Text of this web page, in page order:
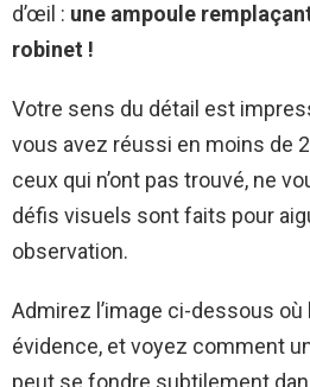
d’œil : une ampoule
robinet !
Votre sens du détail est
vous avez réussi en moins de
ceux qui n’ont pas trouvé, ne
défis visuels sont faits pour
observation.
Admirez l’image ci-dessous où
évidence, et voyez comment
peut se fondre subtilement